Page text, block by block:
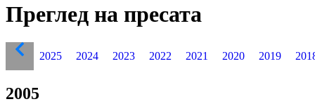
Преглед на пресата
2025 2024 2023 2022 2021 2020 2019
2005